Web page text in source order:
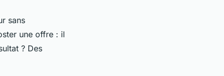
sans
une offre : il
? Des